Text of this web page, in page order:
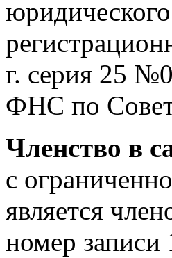
г. серия 25
ФНС по
Членство в
с
является
номер записи